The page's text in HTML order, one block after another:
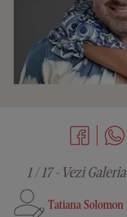
Tatiana Solomon
1 / 17 - Vezi